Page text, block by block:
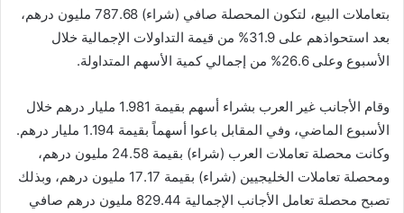
بتعاملات البيع، لتكون المحصلة صافي (شراء) 787.68 مليون درهم،
بعد استحواذهم على 31.9% من قيمة التداولات الإجمالية خلال
الأسبوع وعلى 26.6% من إجمالي كمية الأسهم المتداولة.
وقام الأجانب غير العرب بشراء أسهم بقيمة 1.981 مليار درهم خلال
الأسبوع الماضي، وفي المقابل باعوا أسهماً بقيمة 1.194 مليار درهم.
وكانت محصلة تعاملات العرب (شراء) بقيمة 24.58 مليون درهم،
ومحصلة تعاملات الخليجيين (شراء) بقيمة 17.17 مليون درهم، وبذلك
تصبح محصلة تعامل الأجانب الإجمالية 829.44 مليون درهم صافي